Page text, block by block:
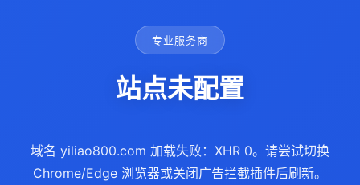
专业服务商
站点未配置
域名 yiliao800.com 加载失败：XHR 0。请尝试切换
Chrome/Edge 浏览器或关闭广告拦截插件后刷新。